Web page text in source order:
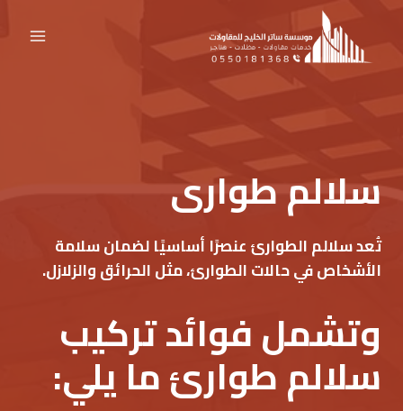
المحتوى
سلالم طوارى
تُعد سلالم الطوارئ عنصرًا أساسيًا لضمان سلامة
الأشخاص في حالات الطوارئ، مثل الحرائق والزلازل.
وتشمل فوائد تركيب
سلالم طوارئ ما يلي: